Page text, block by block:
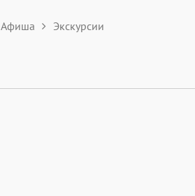
Афиша Экскурсии